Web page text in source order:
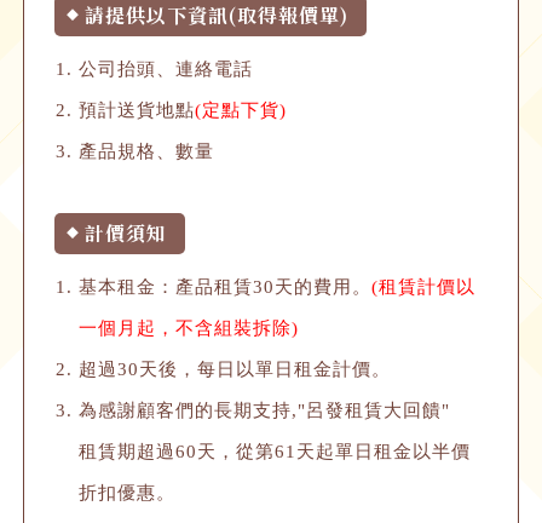
◆ 請提供以下資訊(取得報價單)
公司抬頭、連絡電話
預計送貨地點(定點下貨)
產品規格、數量
◆ 計價須知
基本租金：產品租賃30天的費用。(租賃計價以
一個月起，不含組裝拆除)
超過30天後，每日以單日租金計價。
為感謝顧客們的長期支持,"呂發租賃大回饋"
租賃期超過60天，從第61天起單日租金以半價
折扣優惠。